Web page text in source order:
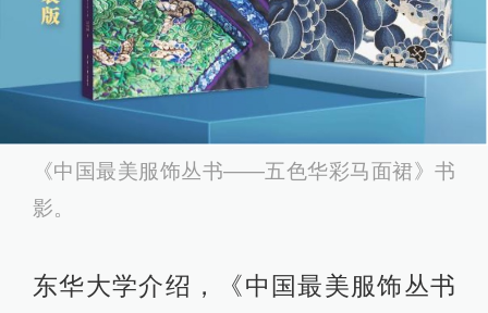
《中国最美服饰丛书——五色华彩马面裙》书
影。
东华大学介绍，《中国最美服饰丛书